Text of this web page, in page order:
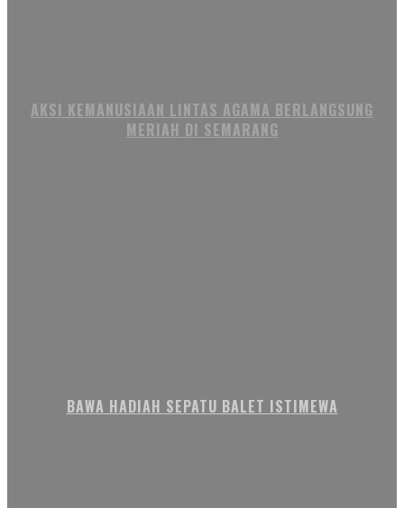
AKSI KEMANUSIAAN LINTAS AGAMA BERLANGSUNG
MERIAH DI SEMARANG
BAWA HADIAH SEPATU BALET ISTIMEWA